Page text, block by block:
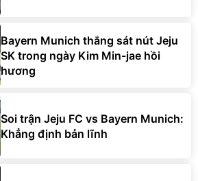
Bayern Munich thắng sát nút Jeju
SK trong ngày Kim Min-jae hồi
hương
Soi trận Jeju FC vs Bayern Munich:
Khẳng định bản lĩnh